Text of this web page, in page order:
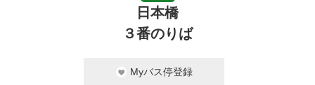
日本橋
３番のりば
Myバス停登録